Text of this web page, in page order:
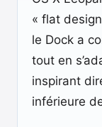
« flat
le Dock a
tout en
inspirant
inférieure